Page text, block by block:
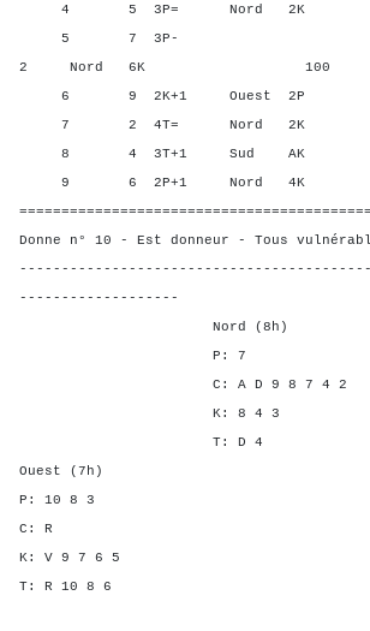
4 5 3P= Nord 2K
5 7 3P-
2 Nord 6K 100
6 9 2K+1 Ouest
7 2 4T= Nord 2K
8 4 3T+1 Sud AK
9 6 2P+1 Nord
Donne n° 10 - Est donneur - Tous
-------------------
Nord (8h)
P:
C: A D 9 8 7 4
K: 8 4
T: D
Ouest (7h) Est
P: 10 8 3 P:
C: R
K: V 9 7 6 5
T: R 10 8 6